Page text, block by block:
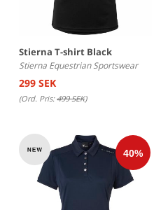
Stierna T-shirt Black
Stierna Equestrian Sportswear
299 SEK
(Ord. Pris:499 SEK)